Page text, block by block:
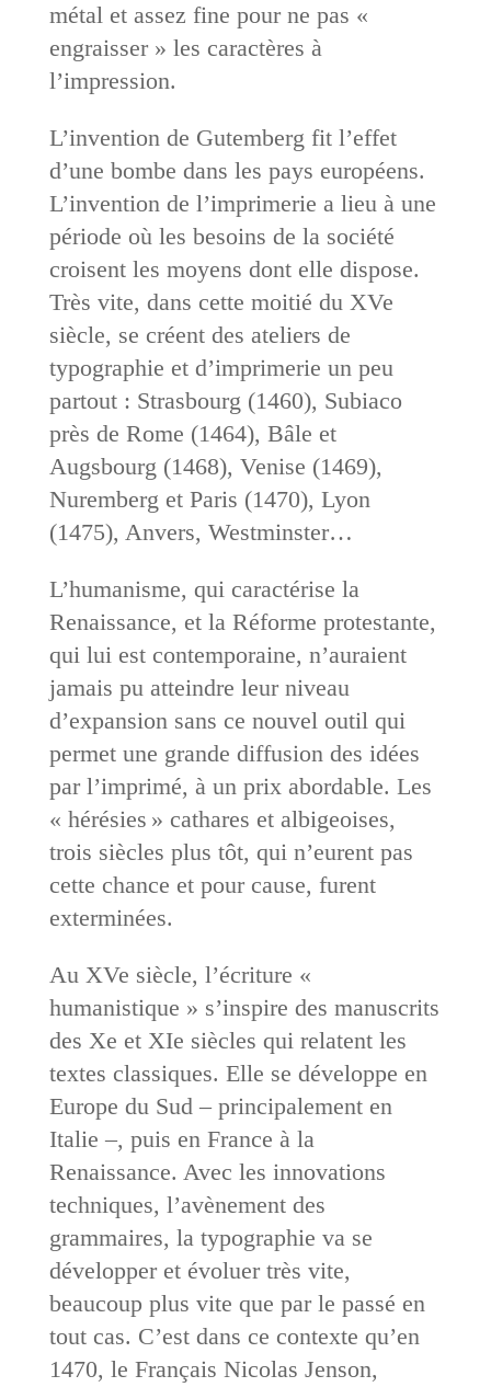
métal et assez fine pour ne pas «
engraisser » les caractères à
l’impression.
L’invention de Gutemberg fit l’effet
d’une bombe dans les pays européens.
L’invention de l’imprimerie a lieu à une
période où les besoins de la société
croisent les moyens dont elle dispose.
Très vite, dans cette moitié du XVe
siècle, se créent des ateliers de
typographie et d’imprimerie un peu
partout : Strasbourg (1460), Subiaco
près de Rome (1464), Bâle et
Augsbourg (1468), Venise (1469),
Nuremberg et Paris (1470), Lyon
(1475), Anvers, Westminster…
L’humanisme, qui caractérise la
Renaissance, et la Réforme protestante,
qui lui est contemporaine, n’auraient
jamais pu atteindre leur niveau
d’expansion sans ce nouvel outil qui
permet une grande diffusion des idées
par l’imprimé, à un prix abordable. Les
« hérésies » cathares et albigeoises,
trois siècles plus tôt, qui n’eurent pas
cette chance et pour cause, furent
exterminées.
Au XVe siècle, l’écriture «
humanistique » s’inspire des manuscrits
des Xe et XIe siècles qui relatent les
textes classiques. Elle se développe en
Europe du Sud – principalement en
Italie –, puis en France à la
Renaissance. Avec les innovations
techniques, l’avènement des
grammaires, la typographie va se
développer et évoluer très vite,
beaucoup plus vite que par le passé en
tout cas. C’est dans ce contexte qu’en
1470, le Français Nicolas Jenson,